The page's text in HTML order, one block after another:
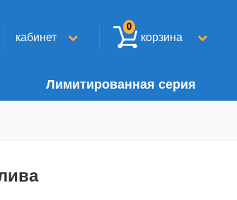
кабинет корзина
0
Лимитированная серия